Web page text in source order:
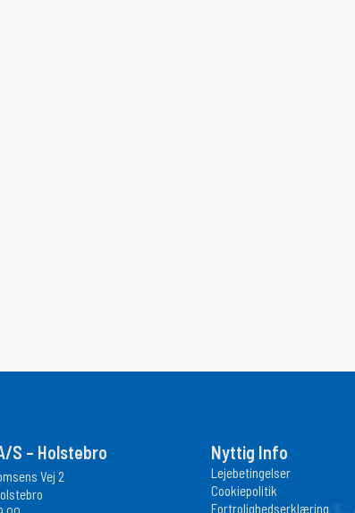
S – Holstebro
Vej 2
Nyttig Info
Lejebetingelser
Cookiepolitik
Fortrolighedserklæring